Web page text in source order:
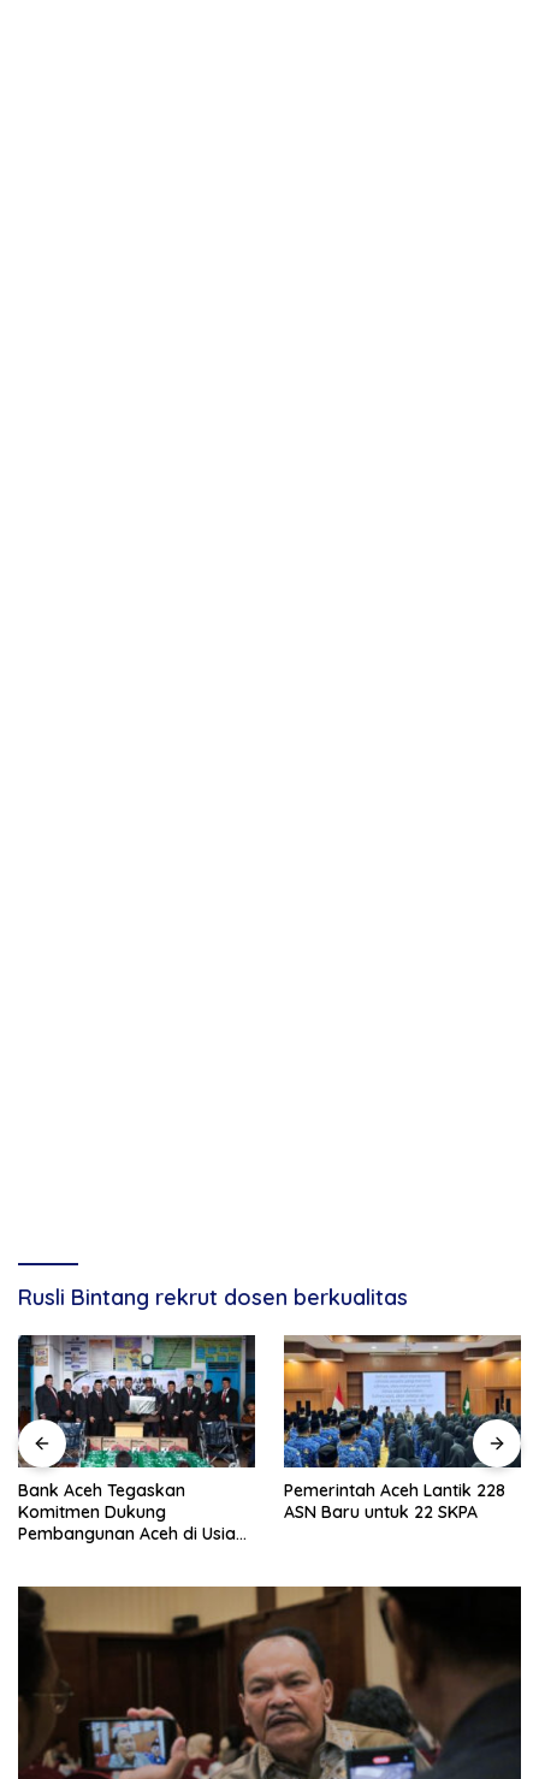
Rusli Bintang rekrut dosen berkualitas
Bank Aceh Tegaskan
Komitmen Dukung
Pembangunan Aceh di Usia
Pemerintah Aceh Lantik 228
ASN Baru untuk 22 SKPA